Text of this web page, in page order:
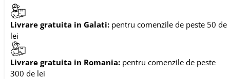
Livrare gratuita in Galati: pentru comenzile de peste 50 de
lei
Livrare gratuita in Romania: pentru comenzile de peste
300 de lei